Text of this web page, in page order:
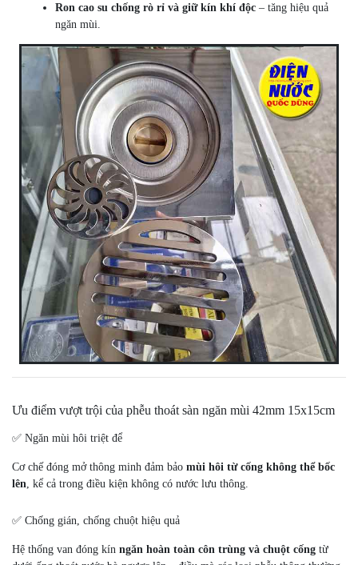
Ron cao su chống rò rỉ và giữ kín khí độc – tăng hiệu quả
ngăn mùi.
Ưu điểm vượt trội của phễu thoát sàn ngăn mùi 42mm 15x15cm
✅ Ngăn mùi hôi triệt để
Cơ chế đóng mở thông minh đảm bảo mùi hôi từ cống không thể bốc
lên, kể cả trong điều kiện không có nước lưu thông.
✅ Chống gián, chống chuột hiệu quả
Hệ thống van đóng kín ngăn hoàn toàn côn trùng và chuột cống từ